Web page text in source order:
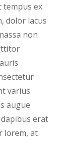
ex.
dolor lacus
non
varius
augue
erat
lorem, at